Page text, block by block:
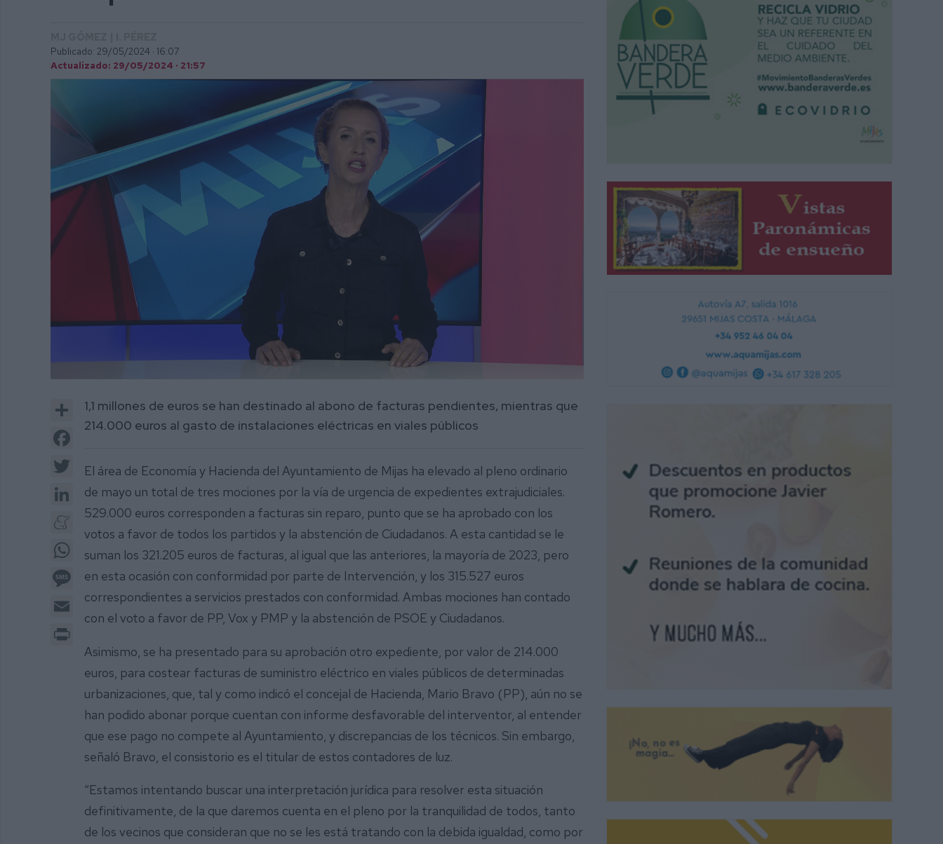
Publicado: 29/05/2024 · 16:07
Actualizado: 29/05/2024 · 21:57
2
minutes,
21
seconds
Share
Facebook
LinkedIn
Meneame
Message
Email
1,1 millones de euros se han destinado al abono de facturas pendientes, mientras que
214.000 euros al gasto de instalaciones eléctricas en viales públicos
El área de Economía y Hacienda del Ayuntamiento de Mijas ha elevado al pleno ordinario
de mayo un total de tres mociones por la vía de urgencia de expedientes extrajudiciales.
529.000 euros corresponden a facturas sin reparo, punto que se ha aprobado con los
votos a favor de todos los partidos y la abstención de Ciudadanos. A esta cantidad se le
suman los 321.205 euros de facturas, al igual que las anteriores, la mayoría de 2023, pero
en esta ocasión con conformidad por parte de Intervención, y los 315.527 euros
correspondientes a servicios prestados con conformidad. Ambas mociones han contado
con el voto a favor de PP, Vox y PMP y la abstención de PSOE y Ciudadanos.
Asimismo, se ha presentado para su aprobación otro expediente, por valor de 214.000
euros, para costear facturas de suministro eléctrico en viales públicos de determinadas
urbanizaciones, que, tal y como indicó el concejal de Hacienda, Mario Bravo (PP), aún no se
han podido abonar porque cuentan con informe desfavorable del interventor, al entender
que ese pago no compete al Ayuntamiento, y discrepancias de los técnicos. Sin embargo,
señaló Bravo, el consistorio es el titular de estos contadores de luz.
“Estamos intentando buscar una interpretación jurídica para resolver esta situación
definitivamente, de la que daremos cuenta en el pleno por la tranquilidad de todos, tanto
de los vecinos que consideran que no se les está tratando con la debida igualdad, como por